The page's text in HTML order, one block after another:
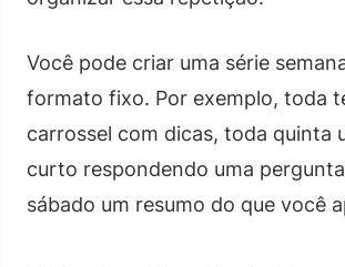
Você pode criar uma série
formato fixo. Por exemplo, toda
carrossel com dicas, toda quinta
curto respondendo uma
sábado um resumo do que você